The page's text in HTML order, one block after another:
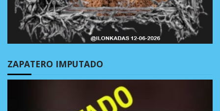
ZAPATERO IMPUTADO